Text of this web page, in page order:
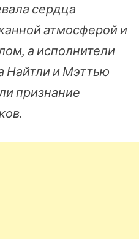
сердца
атмосферой и
а исполнители
Найтли и Мэттью
признание